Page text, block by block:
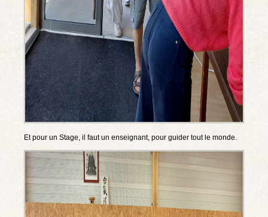
Et pour un Stage, il faut un enseignant, pour guider tout le monde.